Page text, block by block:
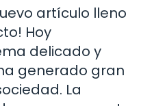
artículo lleno
Hoy
delicado y
generado gran
La